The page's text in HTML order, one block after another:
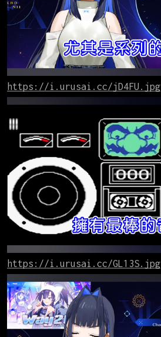
https://i.urusai.cc/jD4FU.jpg
https://i.urusai.cc/GL13S.jpg